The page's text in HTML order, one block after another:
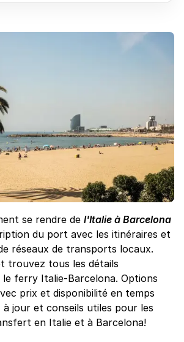
se rendre de l'Italie à Barcelona
du port avec les itinéraires et
réseaux de transports locaux.
trouvez tous les détails
le ferry Italie-Barcelona. Options
prix et disponibilité en temps
à jour et conseils utiles pour les
en Italie et à Barcelona!